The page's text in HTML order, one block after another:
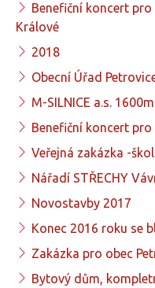
Benefiční koncert
Králové
2018
Obecní Úřad
M-SILNICE a.s.
Benefiční koncert
Veřejná zakázka -
Nářadí STŘECHY
Novostavby 2017
Konec 2016 roku se
Zakázka pro obec
Bytový dům,